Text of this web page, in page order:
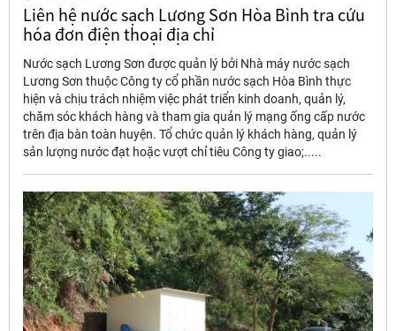
Liên hệ nước sạch Lương Sơn Hòa Bình tra cứu
hóa đơn điện thoại địa chỉ
Nước sạch Lương Sơn được quản lý bởi Nhà máy nước sạch
Lương Sơn thuộc Công ty cổ phần nước sạch Hòa Bình thực
hiện và chịu trách nhiệm việc phát triển kinh doanh, quản lý,
chăm sóc khách hàng và tham gia quản lý mạng ống cấp nước
trên địa bàn toàn huyện. Tổ chức quản lý khách hàng, quản lý
sản lượng nước đạt hoặc vượt chỉ tiêu Công ty giao;.....